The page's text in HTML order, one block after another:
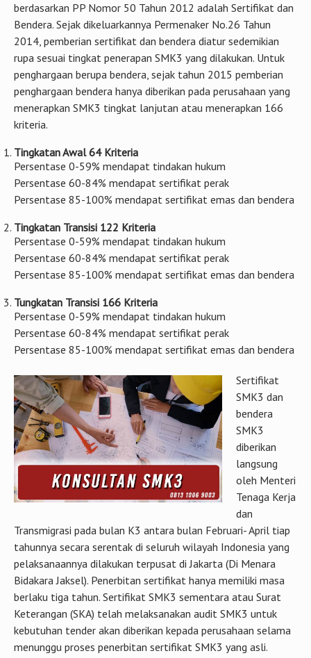
berdasarkan PP Nomor 50 Tahun 2012 adalah Sertifikat dan
Bendera. Sejak dikeluarkannya Permenaker No.26 Tahun
2014, pemberian sertifikat dan bendera diatur sedemikian
rupa sesuai tingkat penerapan SMK3 yang dilakukan. Untuk
penghargaan berupa bendera, sejak tahun 2015 pemberian
penghargaan bendera hanya diberikan pada perusahaan yang
menerapkan SMK3 tingkat lanjutan atau menerapkan 166
kriteria.
Tingkatan Awal 64 Kriteria
Persentase 0-59% mendapat tindakan hukum
Persentase 60-84% mendapat sertifikat perak
Persentase 85-100% mendapat sertifikat emas dan bendera
Tingkatan Transisi 122 Kriteria
Persentase 0-59% mendapat tindakan hukum
Persentase 60-84% mendapat sertifikat perak
Persentase 85-100% mendapat sertifikat emas dan bendera
Tungkatan Transisi 166 Kriteria
Persentase 0-59% mendapat tindakan hukum
Persentase 60-84% mendapat sertifikat perak
Persentase 85-100% mendapat sertifikat emas dan bendera
Sertifikat
SMK3 dan
bendera
SMK3
diberikan
langsung
oleh Menteri
Tenaga Kerja
dan
Transmigrasi pada bulan K3 antara bulan Februari- April tiap
tahunnya secara serentak di seluruh wilayah Indonesia yang
pelaksanaannya dilakukan terpusat di Jakarta (Di Menara
Bidakara Jaksel). Penerbitan sertifikat hanya memiliki masa
berlaku tiga tahun. Sertifikat SMK3 sementara atau Surat
Keterangan (SKA) telah melaksanakan audit SMK3 untuk
kebutuhan tender akan diberikan kepada perusahaan selama
menunggu proses penerbitan sertifikat SMK3 yang asli.